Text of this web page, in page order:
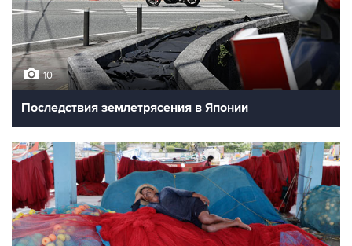
10
Последствия землетрясения в Японии